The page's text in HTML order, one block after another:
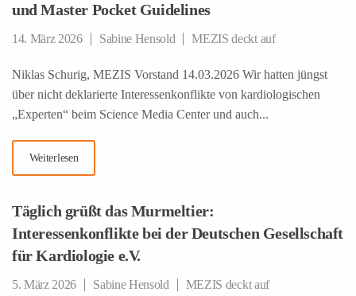
und Master Pocket Guidelines
14. März 2026 Sabine Hensold MEZIS deckt auf
Niklas Schurig, MEZIS Vorstand 14.03.2026 Wir hatten jüngst
über nicht deklarierte Interessenkonflikte von kardiologischen
„Experten“ beim Science Media Center und auch...
Weiterlesen
Täglich grüßt das Murmeltier:
Interessenkonflikte bei der Deutschen Gesellschaft
für Kardiologie e.V.
5. März 2026 Sabine Hensold MEZIS deckt auf